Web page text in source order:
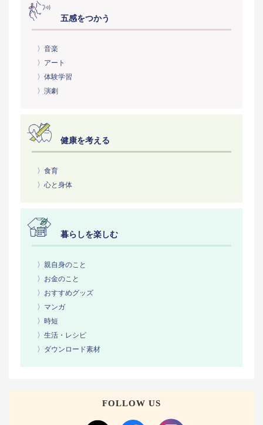
五感をつかう
〉音楽
〉アート
〉体験学習
〉演劇
健康を考える
〉食育
〉心と身体
暮らしを楽しむ
〉親自身のこと
〉お金のこと
〉おすすめグッズ
〉マンガ
〉時短
〉生活・レシピ
〉ダウンロード素材
FOLLOW US